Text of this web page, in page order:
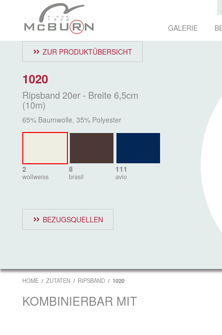
GALERIE
ZUR PRODUKTÜBERSICHT
1020
Ripsband 20er - Breite 6,5cm
(10m)
65% Baumwolle, 35% Polyester
2
wollweiss
8
brasil
111
avio
BEZUGSQUELLEN
HOME ZUTATEN RIPSBAND 1020
KOMBINIERBAR MIT